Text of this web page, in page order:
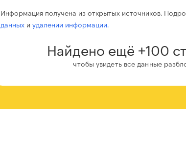
Информация получена из открытых источников.
данных иудалении информации.
Найдено ещё +100
чтобы увидеть все данные